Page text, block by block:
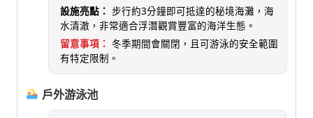
設施亮點： 步行約3分鐘即可抵達的秘境海灘，海
水清澈，非常適合浮潛觀賞豐富的海洋生態。
留意事項： 冬季期間會關閉，且可游泳的安全範圍
有特定限制。
戶外游泳池